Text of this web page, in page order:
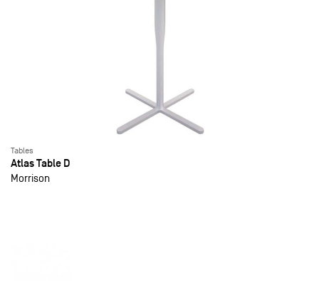
Tables
Atlas Table D
Morrison